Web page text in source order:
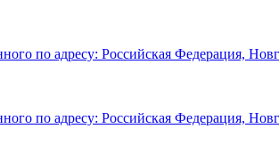
по адресу: Российская Федерация,
по адресу: Российская Федерация,